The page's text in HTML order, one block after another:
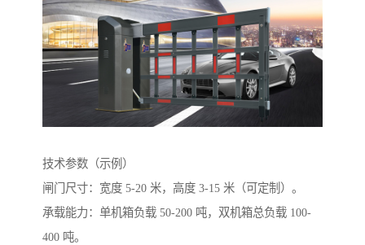
技术参数（示例）
闸门尺寸：宽度 5-20 米，高度 3-15 米（可定制）。
承载能力：单机箱负载 50-200 吨，双机箱总负载 100-
400 吨。